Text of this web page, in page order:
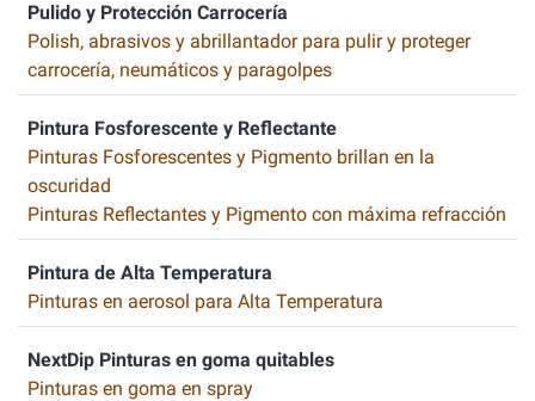
Pulido y Protección Carrocería
Polish, abrasivos y abrillantador para pulir y proteger
carrocería, neumáticos y paragolpes
Pintura Fosforescente y Reflectante
Pinturas Fosforescentes y Pigmento brillan en la
oscuridad
Pinturas Reflectantes y Pigmento con máxima refracción
Pintura de Alta Temperatura
Pinturas en aerosol para Alta Temperatura
NextDip Pinturas en goma quitables
Pinturas en goma en spray